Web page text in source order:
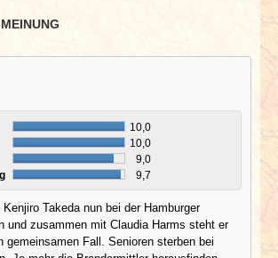
10,0
10,0
9,0
9,7
Takeda nun bei der Hamburger
und zusammen mit Claudia Harms steht er
gemeinsamen Fall. Senioren sterben bei